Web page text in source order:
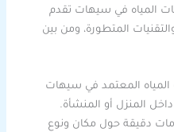
المياه في سيهات تقدم
المتطورة، ومن بين
المعتمد في سيهات
المنزل أو المنشأة.
دقيقة حول مكان ونوع